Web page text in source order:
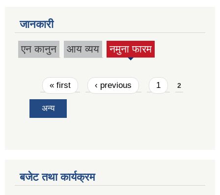
जानकारी
एन कानुन आय व्यय नमुना फारम
(active
Pages
« first ‹ previous 1 2
अन्य
बजेट तथा कार्यक्रम